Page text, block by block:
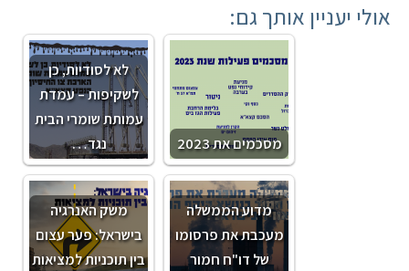
אולי יעניין אותך גם:
לא לסודיות, כן
לשקיפות – עמדת
עמותת שומרי הבית
נגד…
מסכמים את 2023
משק האנרגיה
בישראל: פער עצום
בין תוכניות למציאות
מדוע הממשלה
מעכבת את פרסומו
של דו"ח חמור